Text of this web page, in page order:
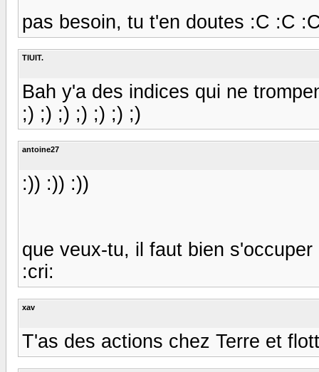
pas besoin, tu t'en doutes :C :C
TIUIT.
Bah y'a des indices qui ne
;) ;) ;) ;) ;) ;) ;)
antoine27
:)) :)) :))
que veux-tu, il faut bien
:cri:
xav
T'as des actions chez Terre et